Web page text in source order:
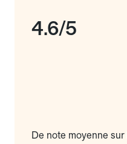
4.6/5
De note moyenne